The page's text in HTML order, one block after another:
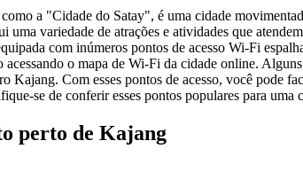
a "Cidade do Satay", é uma cidade
uma variedade de atrações e atividades que
com inúmeros pontos de acesso Wi-Fi
acessando o mapa de Wi-Fi da cidade online.
Com esses pontos de acesso, você pode
se de conferir esses pontos populares para
perto de Kajang